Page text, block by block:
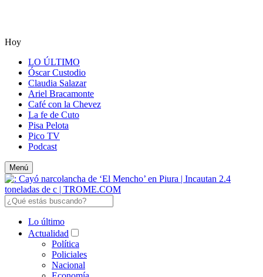
Hoy
LO ÚLTIMO
Óscar Custodio
Claudia Salazar
Ariel Bracamonte
Café con la Chevez
La fe de Cuto
Pisa Pelota
Pico TV
Podcast
Menú
Lo último
Actualidad
Política
Policiales
Nacional